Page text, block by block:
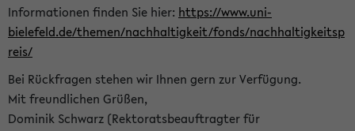
Informationen finden Sie hier: https://www.uni-
bielefeld.de/themen/nachhaltigkeit/fonds/nachhaltigkeitsp
reis/
Bei Rückfragen stehen wir Ihnen gern zur Verfügung.
Mit freundlichen Grüßen,
Dominik Schwarz (Rektoratsbeauftragter für